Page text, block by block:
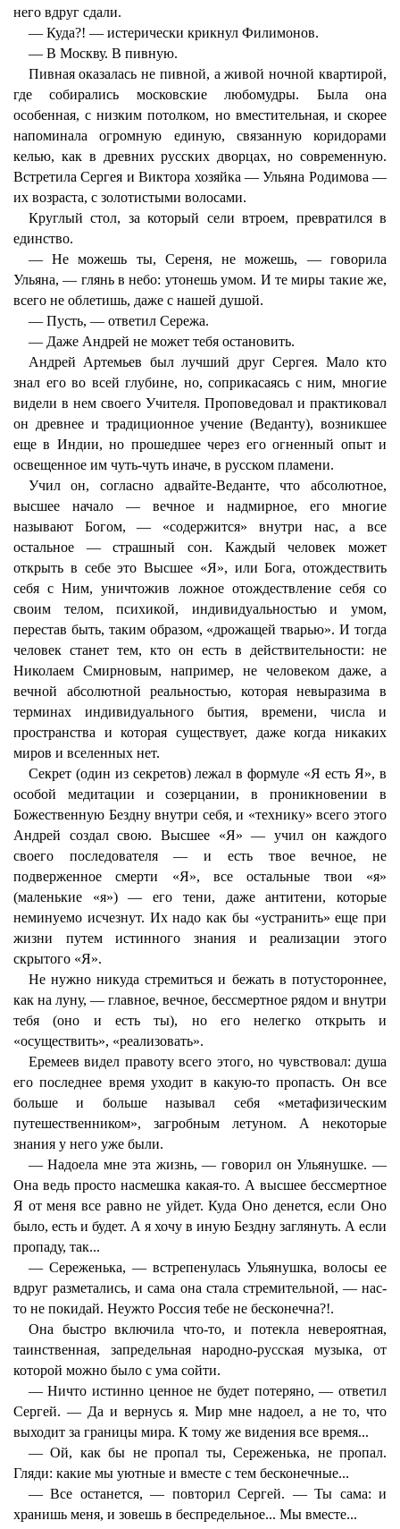
него вдруг сдали.
— Куда?! — истерически крикнул Филимонов.
— В Москву. В пивную.
Пивная оказалась не пивной, а живой ночной квартирой,
где собирались московские любомудры. Была она
особенная, с низким потолком, но вместительная, и скорее
напоминала огромную единую, связанную коридорами
келью, как в древних русских дворцах, но современную.
Встретила Сергея и Виктора хозяйка — Ульяна Родимова —
их возраста, с золотистыми волосами.
Круглый стол, за который сели втроем, превратился в
единство.
— Не можешь ты, Сереня, не можешь, — говорила
Ульяна, — глянь в небо: утонешь умом. И те миры такие же,
всего не облетишь, даже с нашей душой.
— Пусть, — ответил Сережа.
— Даже Андрей не может тебя остановить.
Андрей Артемьев был лучший друг Сергея. Мало кто
знал его во всей глубине, но, соприкасаясь с ним, многие
видели в нем своего Учителя. Проповедовал и практиковал
он древнее и традиционное учение (Веданту), возникшее
еще в Индии, но прошедшее через его огненный опыт и
освещенное им чуть-чуть иначе, в русском пламени.
Учил он, согласно адвайте-Веданте, что абсолютное,
высшее начало — вечное и надмирное, его многие
называют Богом, — «содержится» внутри нас, а все
остальное — страшный сон. Каждый человек может
открыть в себе это Высшее «Я», или Бога, отождествить
себя с Ним, уничтожив ложное отождествление себя со
своим телом, психикой, индивидуальностью и умом,
перестав быть, таким образом, «дрожащей тварью». И тогда
человек станет тем, кто он есть в действительности: не
Николаем Смирновым, например, не человеком даже, а
вечной абсолютной реальностью, которая невыразима в
терминах индивидуального бытия, времени, числа и
пространства и которая существует, даже когда никаких
миров и вселенных нет.
Секрет (один из секретов) лежал в формуле «Я есть Я», в
особой медитации и созерцании, в проникновении в
Божественную Бездну внутри себя, и «технику» всего этого
Андрей создал свою. Высшее «Я» — учил он каждого
своего последователя — и есть твое вечное, не
подверженное смерти «Я», все остальные твои «я»
(маленькие «я») — его тени, даже антитени, которые
неминуемо исчезнут. Их надо как бы «устранить» еще при
жизни путем истинного знания и реализации этого
скрытого «Я».
Не нужно никуда стремиться и бежать в потустороннее,
как на луну, — главное, вечное, бессмертное рядом и внутри
тебя (оно и есть ты), но его нелегко открыть и
«осуществить», «реализовать».
Еремеев видел правоту всего этого, но чувствовал: душа
его последнее время уходит в какую-то пропасть. Он все
больше и больше называл себя «метафизическим
путешественником», загробным летуном. А некоторые
знания у него уже были.
— Надоела мне эта жизнь, — говорил он Ульянушке. —
Она ведь просто насмешка какая-то. А высшее бессмертное
Я от меня все равно не уйдет. Куда Оно денется, если Оно
было, есть и будет. А я хочу в иную Бездну заглянуть. А если
пропаду, так...
— Сереженька, — встрепенулась Ульянушка, волосы ее
вдруг разметались, и сама она стала стремительной, — нас-
то не покидай. Неужто Россия тебе не бесконечна?!.
Она быстро включила что-то, и потекла невероятная,
таинственная, запредельная народно-русская музыка, от
которой можно было с ума сойти.
— Ничто истинно ценное не будет потеряно, — ответил
Сергей. — Да и вернусь я. Мир мне надоел, а не то, что
выходит за границы мира. К тому же видения все время...
— Ой, как бы не пропал ты, Сереженька, не пропал.
Гляди: какие мы уютные и вместе с тем бесконечные...
— Все останется, — повторил Сергей. — Ты сама: и
хранишь меня, и зовешь в беспредельное... Мы вместе...